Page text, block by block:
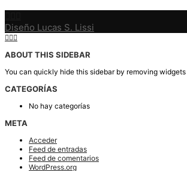
Diseño Lucas S. Lissi
ABOUT THIS SIDEBAR
You can quickly hide this sidebar by removing
CATEGORÍAS
No hay categorías
META
Acceder
Feed de entradas
Feed de comentarios
WordPress.org